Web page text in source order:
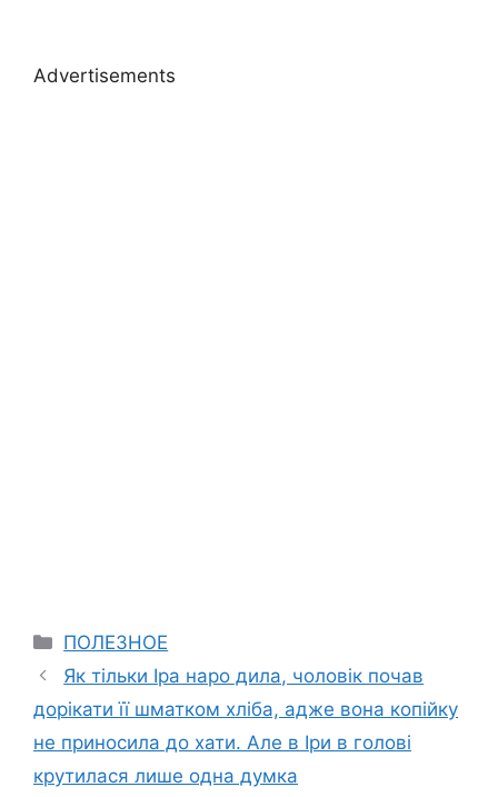
Advertisements
Categories
ПОЛЕЗНОЕ
Як тільки Іра наро дила, чоловік почав
дорікати її шматком хліба, адже вона копійку
не приносила до хати. Але в Іри в голові
крутилася лише одна думка